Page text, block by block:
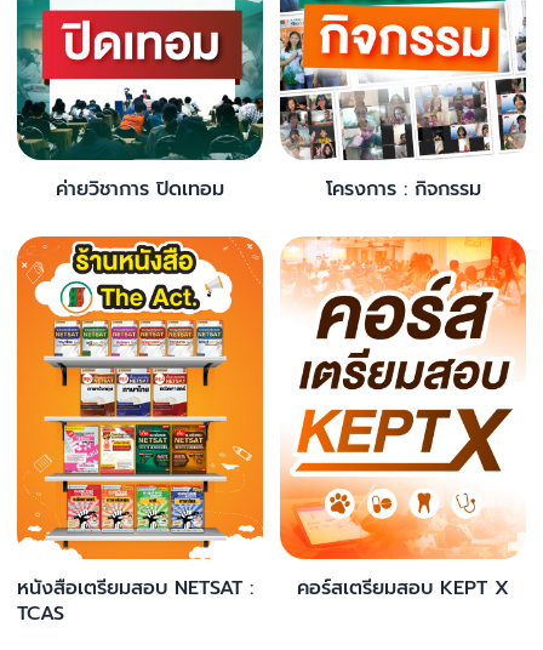
ค่ายวิชาการ ปิดเทอม โครงการ : กิจกรรม
หนังสือเตรียมสอบ NETSAT :
TCAS
คอร์สเตรียมสอบ KEPT X